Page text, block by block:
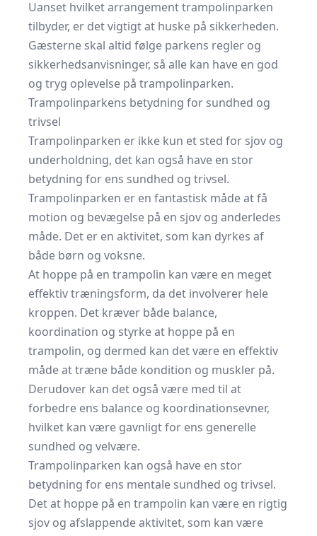
Uanset hvilket arrangement trampolinparken
tilbyder, er det vigtigt at huske på sikkerheden.
Gæsterne skal altid følge parkens regler og
sikkerhedsanvisninger, så alle kan have en god
og tryg oplevelse på trampolinparken.
Trampolinparkens betydning for sundhed og
trivsel
Trampolinparken er ikke kun et sted for sjov og
underholdning, det kan også have en stor
betydning for ens sundhed og trivsel.
Trampolinparken er en fantastisk måde at få
motion og bevægelse på en sjov og anderledes
måde. Det er en aktivitet, som kan dyrkes af
både børn og voksne.
At hoppe på en trampolin kan være en meget
effektiv træningsform, da det involverer hele
kroppen. Det kræver både balance,
koordination og styrke at hoppe på en
trampolin, og dermed kan det være en effektiv
måde at træne både kondition og muskler på.
Derudover kan det også være med til at
forbedre ens balance og koordinationsevner,
hvilket kan være gavnligt for ens generelle
sundhed og velvære.
Trampolinparken kan også have en stor
betydning for ens mentale sundhed og trivsel.
Det at hoppe på en trampolin kan være en rigtig
sjov og afslappende aktivitet, som kan være